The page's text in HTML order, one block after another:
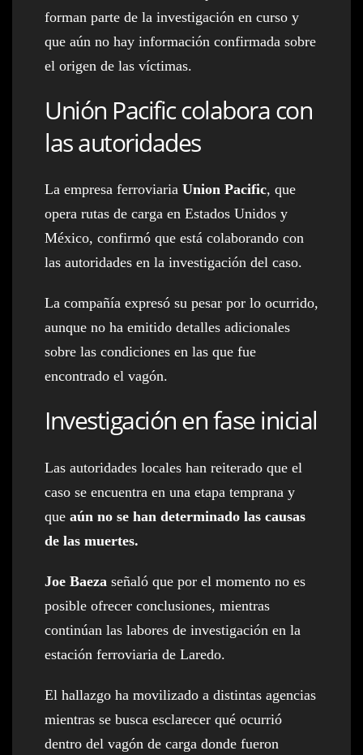
forman parte de la investigación en curso y
que aún no hay información confirmada sobre
el origen de las víctimas.
Unión Pacific colabora con
las autoridades
La empresa ferroviaria Union Pacific, que
opera rutas de carga en Estados Unidos y
México, confirmó que está colaborando con
las autoridades en la investigación del caso.
La compañía expresó su pesar por lo ocurrido,
aunque no ha emitido detalles adicionales
sobre las condiciones en las que fue
encontrado el vagón.
Investigación en fase inicial
Las autoridades locales han reiterado que el
caso se encuentra en una etapa temprana y
que aún no se han determinado las causas
de las muertes.
Joe Baeza señaló que por el momento no es
posible ofrecer conclusiones, mientras
continúan las labores de investigación en la
estación ferroviaria de Laredo.
El hallazgo ha movilizado a distintas agencias
mientras se busca esclarecer qué ocurrió
dentro del vagón de carga donde fueron